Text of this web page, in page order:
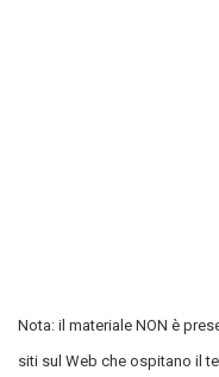
Nota: il materiale NON è
siti sul Web che ospitano il